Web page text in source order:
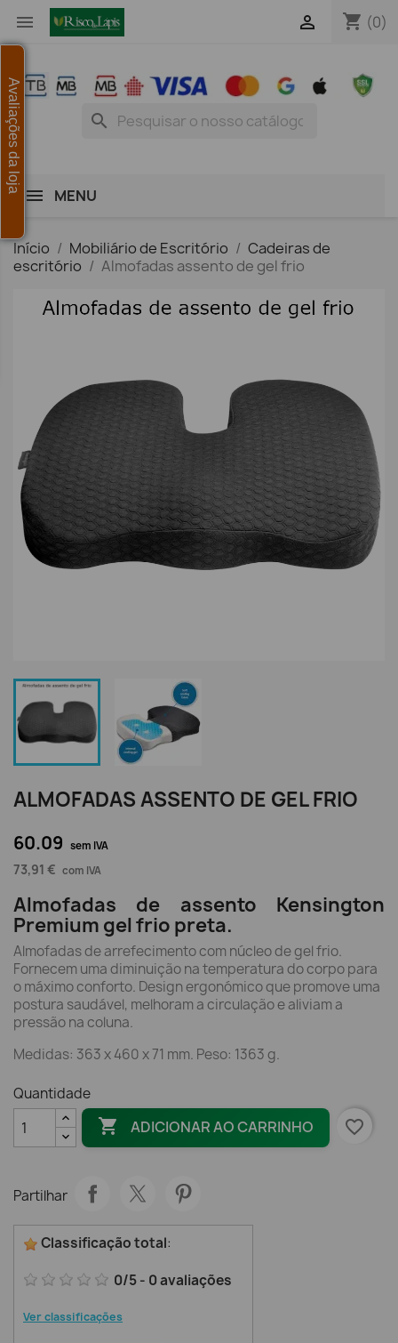
 shopping_cart (0)

search
MENU
Início Mobiliário de Escritório
Cadeiras de
escritório
Almofadas assento de gel frio
ALMOFADAS ASSENTO DE GEL FRIO
60.09 sem IVA
73,91 € com IVA
Almofadas de assento Kensington
Premium gel frio preta.
Almofadas de arrefecimento com núcleo de gel frio.
Fornecem uma diminuição na temperatura do corpo para
o máximo conforto. Design ergonómico que promove uma
postura saudável, melhoram a circulação e aliviam a
pressão na coluna.
Medidas: 363 x 460 x 71 mm. Peso: 1363 g.
Quantidade
 ADICIONAR AO CARRINHO favorite_border
Partilhar
Classificação total:
0/5- 0avaliações
Ver classificações
Avaliações da loja